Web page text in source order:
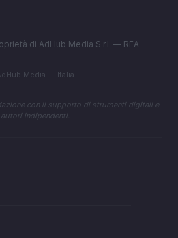
di AdHub Media S.r.l. — REA
Media — Italia
con il supporto di strumenti digitali e
indipendenti.